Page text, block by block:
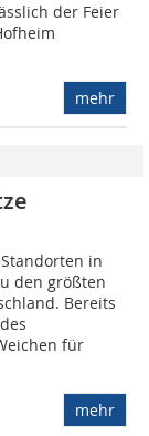
der Feier
mehr
in
den größten
Bereits
für
mehr